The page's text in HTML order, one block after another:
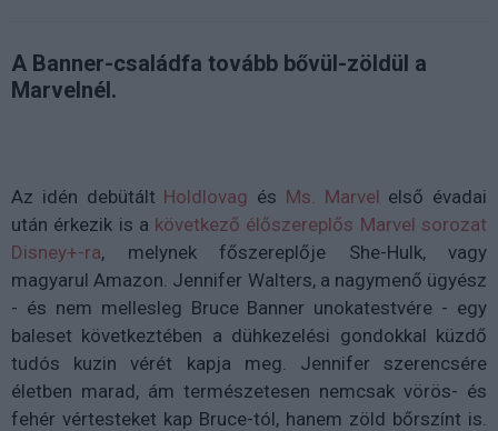
A Banner-családfa tovább bővül-zöldül a
Marvelnél.
Az idén debütált Holdlovag és Ms. Marvel első évadai
után érkezik is a következő élőszereplős Marvel sorozat
Disney+-ra, melynek főszereplője She-Hulk, vagy
magyarul Amazon. Jennifer Walters, a nagymenő ügyész
- és nem mellesleg Bruce Banner unokatestvére - egy
baleset következtében a dühkezelési gondokkal küzdő
tudós kuzin vérét kapja meg. Jennifer szerencsére
életben marad, ám természetesen nemcsak vörös- és
fehér vértesteket kap Bruce-tól, hanem zöld bőrszínt is.